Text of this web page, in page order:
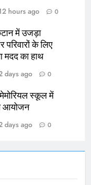
मांग: सड़क पर उतरे
प्रदर्शन
दिवस के मौके पर
नई ट्रेन की सौगात
तले दबे कारोबारी ने
hours ago 0
में उजड़ा
परिवारों के लिए
मदद का हाथ
days ago 0
स्कूल में
आयोजन
days ago 0